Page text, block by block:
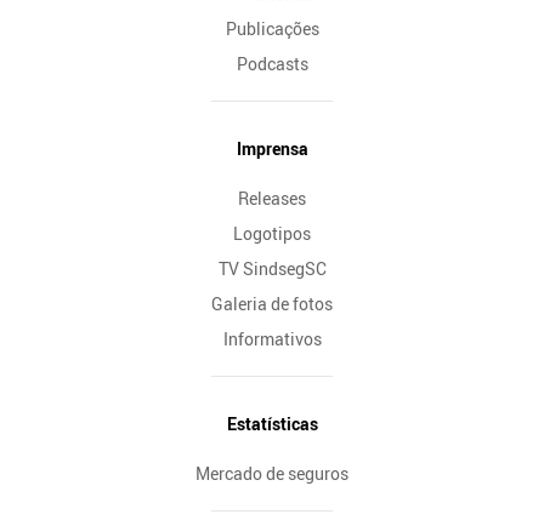
Publicações
Podcasts
Imprensa
Releases
Logotipos
TV SindsegSC
Galeria de fotos
Informativos
Estatísticas
Mercado de seguros